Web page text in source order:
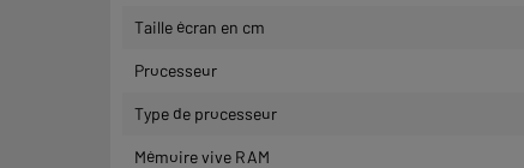
Taille écran en cm
Processeur
Type de processeur
Mémoire vive RAM